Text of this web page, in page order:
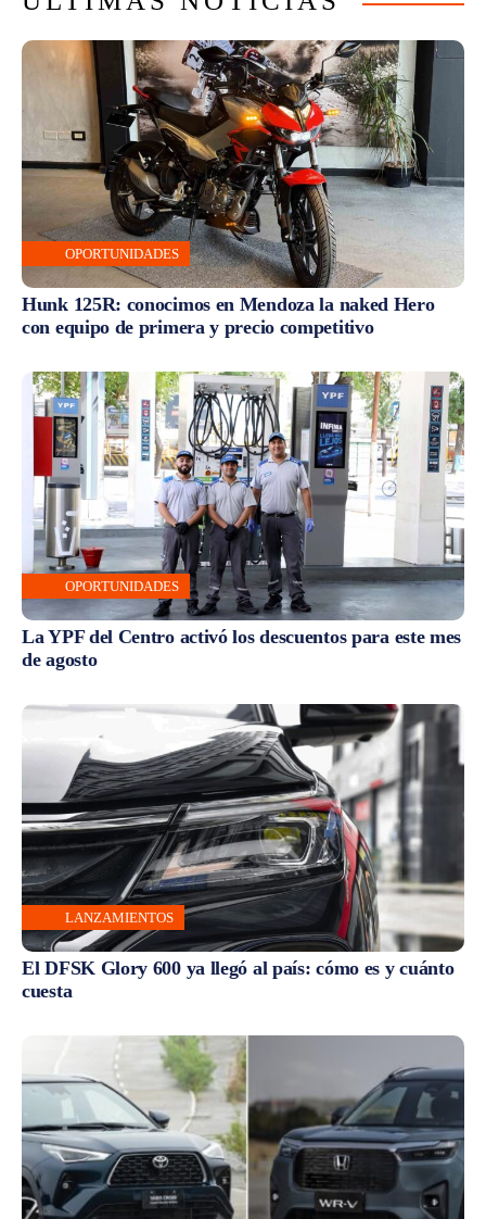
OPORTUNIDADES
Hunk 125R: conocimos en Mendoza la naked Hero
con equipo de primera y precio competitivo
OPORTUNIDADES
La YPF del Centro activó los descuentos para este mes
de agosto
LANZAMIENTOS
El DFSK Glory 600 ya llegó al país: cómo es y cuánto
cuesta